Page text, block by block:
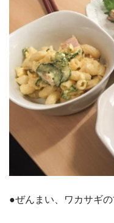
●ぜんまい、ワカサギ